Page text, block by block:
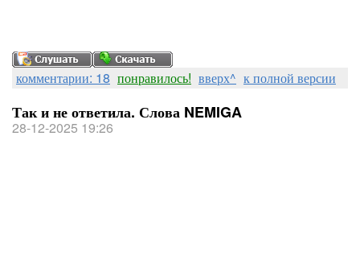
комментарии: 18 понравилось! вверх^ к полной версии
Так и не ответила. Слова NEMIGA
28-12-2025 19:26